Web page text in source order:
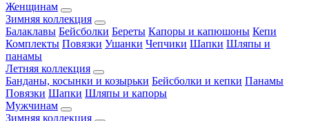
Женщинам
Зимняя коллекция
Балаклавы Бейсболки Береты Капоры и капюшоны Кепи
Комплекты Повязки Ушанки Чепчики Шапки Шляпы и
панамы
Летняя коллекция
Банданы, косынки и козырьки Бейсболки и кепки Панамы
Повязки Шапки Шляпы и капоры
Мужчинам
Зимняя коллекция